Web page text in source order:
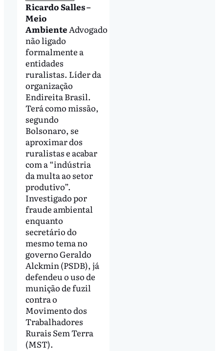
Ricardo Salles –
Meio
AmbienteAdvogado
não ligado
formalmente a
entidades
ruralistas. Líder da
organização
Endireita Brasil.
Terá como missão,
segundo
Bolsonaro, se
aproximar dos
ruralistas e acabar
com a “indústria
da multa ao setor
produtivo”.
Investigado por
fraude ambiental
enquanto
secretário do
mesmo tema no
governo Geraldo
Alckmin (PSDB), já
defendeu o uso de
munição de fuzil
contra o
Movimento dos
Trabalhadores
Rurais Sem Terra
(MST).